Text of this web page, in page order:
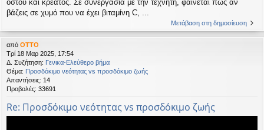
οστού και κρέατος. Σε συνεργασία με την τεχνητή, φαίνεται πως αν
βάζεις σε χυμό που να έχει βιταμίνη C, ...
Μετάβαση στη δημοσίευση
από OTTO
Τρί 18 Μαρ 2025, 17:54
Δ. Συζήτηση: Γενικα-Ελεύθερο βήμα
Θέμα: Προσδόκιμο νεότητας vs προσδόκιμο ζωής
Απαντήσεις: 14
Προβολές: 33691
Re: Προσδόκιμο νεότητας vs προσδόκιμο ζωής